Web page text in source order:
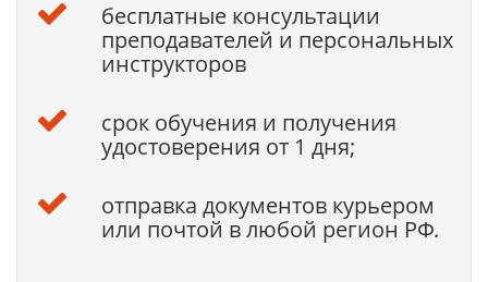
бесплатные консультации
преподавателей и персональных
инструкторов
срок обучения и получения
удостоверения от 1 дня;
отправка документов курьером
или почтой в любой регион РФ.